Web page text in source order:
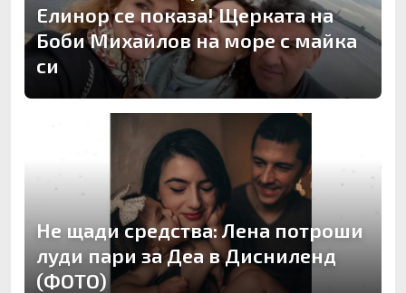
Елинор се показа! Щерката на
Боби Михайлов на море с майка
си
Не щади средства: Лена потроши
луди пари за Деа в Дисниленд
(ФОТО)